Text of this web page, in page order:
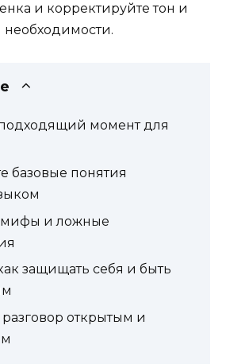
и корректируйте тон и
момент для
базовые понятия
мифы и ложные
защищать себя и быть
открытым и